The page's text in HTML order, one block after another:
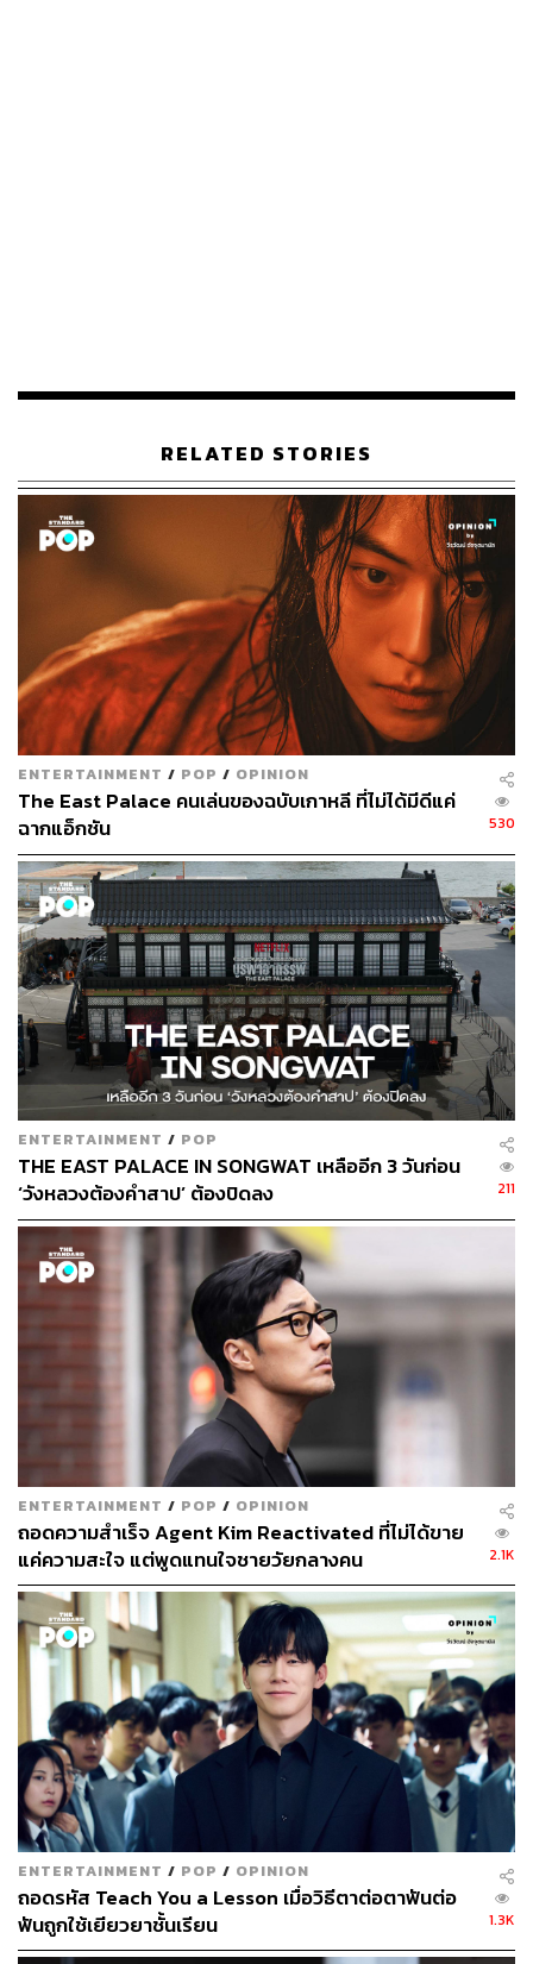
ของผมเป็นเหมือนกับดินที่โอบกอดดอกไม้ดอกนั้น ซึ่งทุกวันนี้
ผู้ใหญ่สมควรทำใช่ไหมครับ แต่ฮวังยงชิกไม่ใช่แบบนั้น เขา
ไม่กลัวที่จะเข้าหาคนที่เขาชอบ ซึ่งผมคิดว่านี่คือเสน่ห์ของตัว
ละครนี้ครับ”
นอกจากนี้ When the Camellia Blooms
ฝีมือที่แฟนซีรีส์คุ้นหน้าคุ้นตากันเป็นอย่างดีมาร่วมแสดงอย่าง
คับคั่ง อาทิ คิมจีซอก (จากซีรีส์Top Star Yoo-Baek
Century Boy and Girl), จีอีซู (จากซีรีส์Woman with a
Suitcase
My Fellow Citizens), โอจองเซ (จากซีรีส์
Touch Your Heart
) และ ซนดัมบิ (จากซีรีส์ Mrs. Cop 2) นัก
แสดงสาวที่ห่างหายจากการเล่นซีรีส์ไปกว่า 3 ปีที่เธอเปิดเผย
ว่า “ฉันตัดสินใจรับเล่นWhen the Camellia Blooms
คิดว่าซีรีส์เรื่องนี้แตกต่างจากเรื่องอื่น มันมีทั้งความโรแมน
ติกและตื่นเต้นในเวลาเดียวกัน รวมถึงบท ฮวังมี เป็นบทที่ฉัน
ไม่เคยเล่นมาก่อน ทำให้ฉันอยากจะท้าทายตัวเองจากบทนี้ดู
ค่ะ”
ความน่าสนใจของ When the Camellia Bloomsยังไม่จบ
เพียงแค่การได้นักแสดงที่น่าสนใจมาเข้าร่วมเท่านั้น แต่ยังได้
ชายองฮุน ผู้กำกับซึ่งเคยฝากผลงานไว้กับซีรีส์Bridal Mask,
Don’t Look Back: The Legend of Orpheus,Becky’s Back
และAre You Human? มานั่งแท่นกำกับ รวมถึงนักเขียนบท
อิมซังชุน ที่เคยฝากผลงานไว้กับซีรีส์
Becky’s Backและ
Fight for My Way
When the Camellia Bloomsออกอากาศทุกวันพุธและ
พฤหัสบดี เวลา 22.00 น. (ตามเวลาประเทศเกาหลี) ทางช่อง
KBS2 เริ่มวันที่ 18 กันยายน 2019 แฟนซีรีส์ชาวไทยสามารถ
ติดตามได้ทาง Netflix
RELATED STORIES
ENTERTAINMENT / POP / OPINION
The East Palace คนเล่นของฉบับเกาหลี ที่ไม่ได้มีดีแค่
ฉากแอ็กชัน
530
ENTERTAINMENT / POP
THE EAST PALACE IN SONGWAT เหลืออีก 3 วันก่อน
‘วังหลวงต้องคำสาป’ ต้องปิดลง
211
ENTERTAINMENT / POP / OPINION
ถอดความสำเร็จ Agent Kim Reactivated ที่ไม่ได้ขาย
แค่ความสะใจ แต่พูดแทนใจชายวัยกลางคน
2.1K
ENTERTAINMENT / POP / OPINION
ถอดรหัส Teach You a Lesson เมื่อวิธีตาต่อตาฟันต่อ
ฟันถูกใช้เยียวยาชั้นเรียน
1.3K